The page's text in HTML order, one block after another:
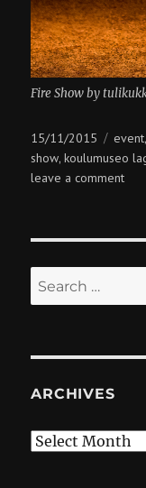
Fire Show by
Posted
on
15/11/2015 event
show,koulumuseo
leave a commenton
@
Search
for:
ARCHIVES
Archives